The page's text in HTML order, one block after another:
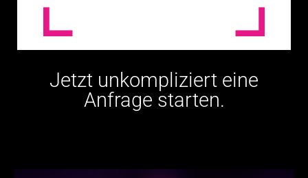
Jetzt unkompliziert eine
Anfrage starten.